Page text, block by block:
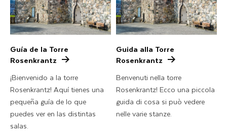
Guía de la Torre
Rosenkrantz
¡Bienvenido a la torre
Rosenkrantz! Aquí tienes una
pequeña guía de lo que
puedes ver en las distintas
salas.
Guida alla Torre
Rosenkrantz
Benvenuti nella torre
Rosenkrantz! Ecco una piccola
guida di cosa si può vedere
nelle varie stanze.